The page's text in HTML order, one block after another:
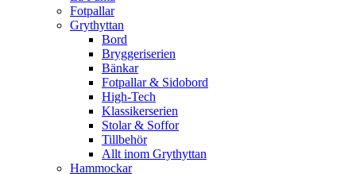
Fotpallar
Grythyttan
Bord
Bryggeriserien
Bänkar
Fotpallar & Sidobord
High-Tech
Klassikerserien
Stolar & Soffor
Tillbehör
Allt inom Grythyttan
Hammockar